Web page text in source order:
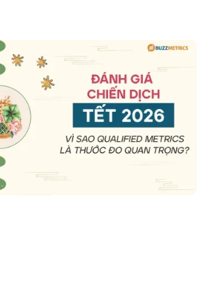
dịch Tết 2026: Vì sao Qualified
đo quan trọng?
trường" khốc liệt nhất trong năm của các
các thương hiệu dốc toàn lực để chiếm lấy
tiêu dùng. Không ngoại lệ, Tết 2026 sắp tới
kiến một cuộc đua căng thẳng và gay gắt hơn